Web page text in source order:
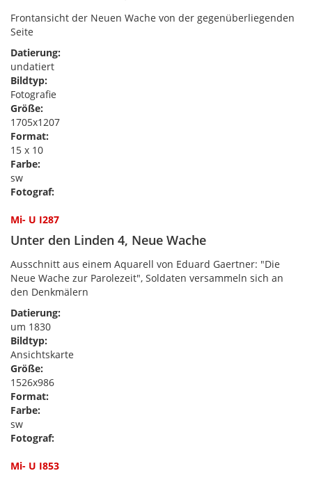
Frontansicht der Neuen Wache von der gegenüberliegenden
Seite
Datierung:
undatiert
Bildtyp:
Fotografie
Größe:
1705x1207
Format:
15 x 10
Farbe:
sw
Fotograf:
Mi- U I287
Unter den Linden 4, Neue Wache
Ausschnitt aus einem Aquarell von Eduard Gaertner: "Die
Neue Wache zur Parolezeit", Soldaten versammeln sich an
den Denkmälern
Datierung:
um 1830
Bildtyp:
Ansichtskarte
Größe:
1526x986
Format:
Farbe:
sw
Fotograf:
Mi- U I853